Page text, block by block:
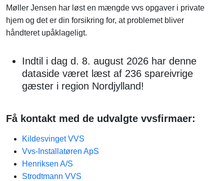
Møller Jensen har løst en mængde vvs opgaver i private
hjem og det er din forsikring for, at problemet bliver
håndteret upåklageligt.
Indtil i dag d. 8. august 2026 har denne
dataside været læst af 236 spareivrige
gæster i region Nordjylland!
Få kontakt med de udvalgte vvsfirmaer:
Kildesvinget VVS
Vvs-Installatøren ApS
Henriksen A/S
Strodtmann VVS